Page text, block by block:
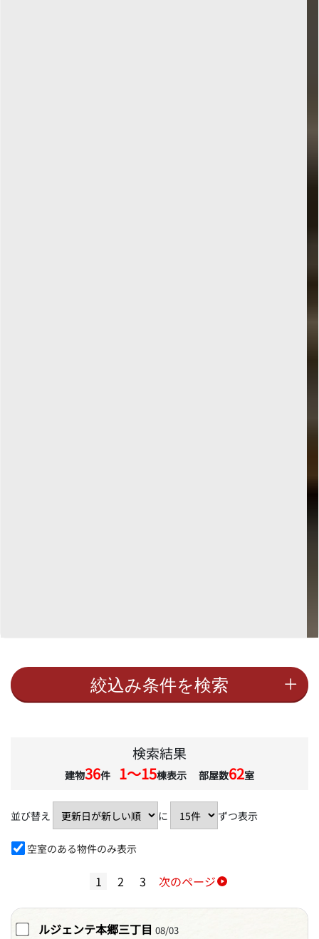
検索結果
建物36件 1〜15棟表示 部屋数62室
並び替え に ずつ表示
空室のある物件のみ表示
1 2 3 次のページ
ルジェンテ本郷三丁目 08/03